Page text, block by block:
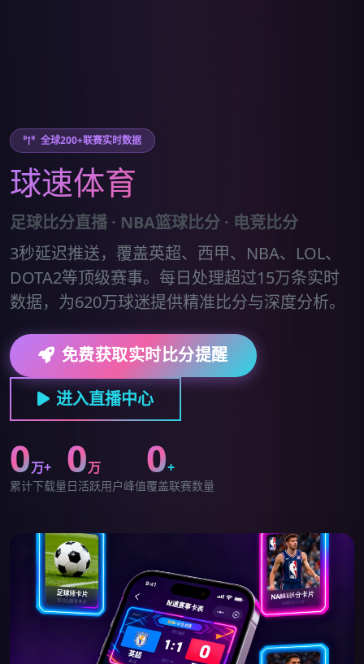
全球200+联赛实时数据
球速体育
足球比分直播 · NBA篮球比分 · 电竞比分
3秒延迟推送，覆盖英超、西甲、NBA、LOL、
DOTA2等顶级赛事。每日处理超过15万条实时
数据，为620万球迷提供精准比分与深度分析。
免费获取实时比分提醒
进入直播中心
0万+
累计下载量
0万
日活跃用户峰值
0+
覆盖联赛数量